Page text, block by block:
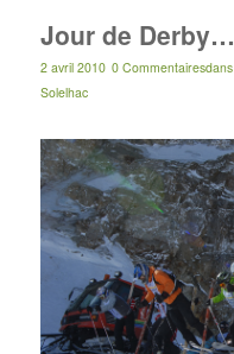
Jour de Derby…
2 avril 2010 0 Commentairesdans
Solelhac